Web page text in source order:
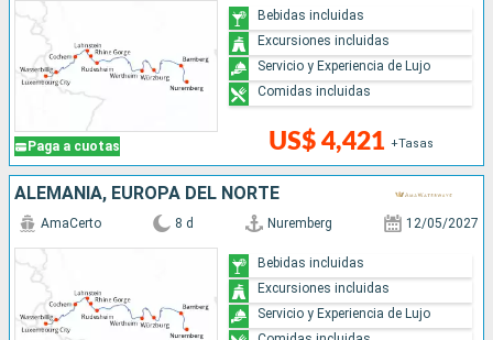
Paga a cuotas US$ 4,421 +Tasas
Bebidas incluidas
Excursiones incluidas
Servicio y Experiencia de Lujo
Comidas incluidas
ALEMANIA, EUROPA DEL NORTE
AmaCerto 8 d Nuremberg 12/05/2027
Bebidas incluidas
Excursiones incluidas
Servicio y Experiencia de Lujo